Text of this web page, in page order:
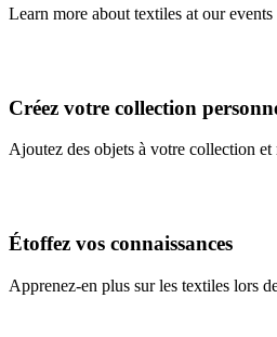
Learn more about textiles at our events
Créez votre collection
Ajoutez des objets à votre collection
Étoffez vos connaissances
Apprenez-en plus sur les textiles lors